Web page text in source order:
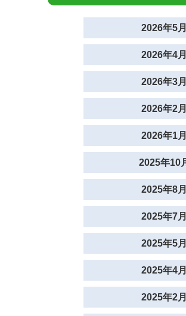
2026年5
2026年4
2026年3
2026年2
2026年1
2025年10
2025年8
2025年7
2025年5
2025年4
2025年2